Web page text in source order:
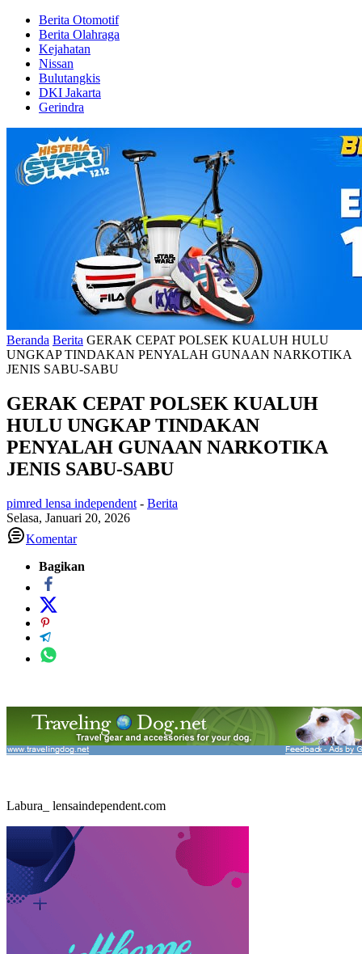
Berita Otomotif
Berita Olahraga
Kejahatan
Nissan
Bulutangkis
DKI Jakarta
Gerindra
Beranda Berita GERAK CEPAT POLSEK KUALUH HULU
UNGKAP TINDAKAN PENYALAH GUNAAN NARKOTIKA
JENIS SABU-SABU
GERAK CEPAT POLSEK KUALUH
HULU UNGKAP TINDAKAN
PENYALAH GUNAAN NARKOTIKA
JENIS SABU-SABU
pimred lensa independent - Berita
Selasa, Januari 20, 2026
Komentar
Bagikan
Labura_ lensaindependent.com